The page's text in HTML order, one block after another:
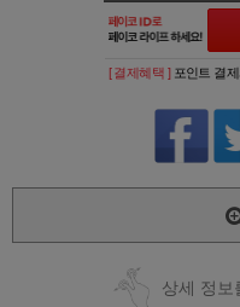
[ 결제혜택 ] 포인트 결
상세 정보